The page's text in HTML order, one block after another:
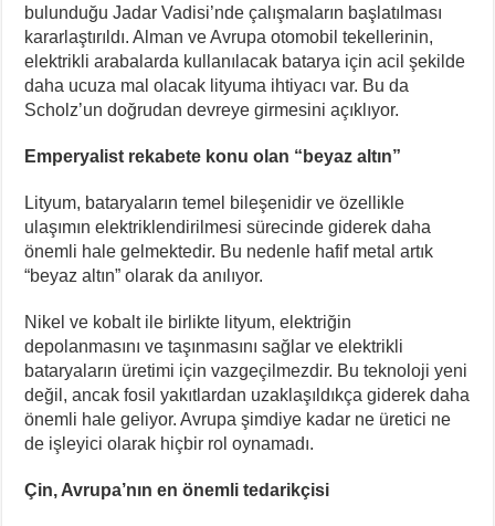
bulunduğu Jadar Vadisi’nde çalışmaların başlatılması
kararlaştırıldı. Alman ve Avrupa otomobil tekellerinin,
elektrikli arabalarda kullanılacak batarya için acil şekilde
daha ucuza mal olacak lityuma ihtiyacı var. Bu da
Scholz’un doğrudan devreye girmesini açıklıyor.
Emperyalist rekabete konu olan “beyaz altın”
Lityum, bataryaların temel bileşenidir ve özellikle
ulaşımın elektriklendirilmesi sürecinde giderek daha
önemli hale gelmektedir. Bu nedenle hafif metal artık
“beyaz altın” olarak da anılıyor.
Nikel ve kobalt ile birlikte lityum, elektriğin
depolanmasını ve taşınmasını sağlar ve elektrikli
bataryaların üretimi için vazgeçilmezdir. Bu teknoloji yeni
değil, ancak fosil yakıtlardan uzaklaşıldıkça giderek daha
önemli hale geliyor. Avrupa şimdiye kadar ne üretici ne
de işleyici olarak hiçbir rol oynamadı.
Çin, Avrupa’nın en önemli tedarikçisi